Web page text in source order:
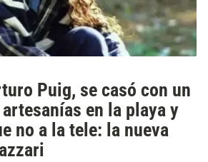
Puig, se casó con un
en la playa y
no a la tele: la nueva